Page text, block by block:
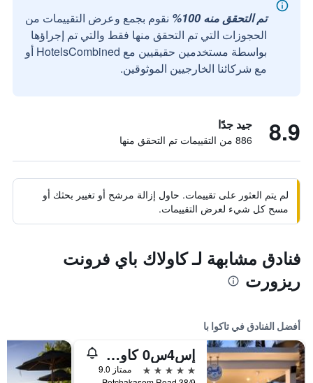
تم التحقق منه 100%
نقوم بجمع وعرض التقييمات من
الحجوزات التي تم التحقق منها فقط والتي تم إجراؤها
بواسطة مستخدمين حقيقيين مع HotelsCombined أو
مع شركائنا الخارجيين الموثوقين.
8.9 جيد جدًا
886 من التقييمات تم التحقق منها
لم يتم العثور على تقييمات. حاول إزالة مرشح أو تغيير بحثك أو
مسح كل شيء لعرض التقييمات.
فنادق مشابهة لـ كاولاك باي فرونت
ريزورت
أفضل الفنادق في تاكوا با
إس4س0 كاولاك
5 نجوم
ممتاز 9.0